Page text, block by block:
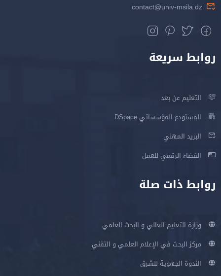
contact@univ-msila.dz
روابط سريعة
التعليم عن بعد
المستودع المؤسساتي DSpace
البريد المهني
الفضاء الرقمي للعمل
روابط ذات صلة
وزارة التعليم العالي و البحث العلمي
مركز البحث في الإعلام العلمي و التقني
الندوة الجهوية للشرق